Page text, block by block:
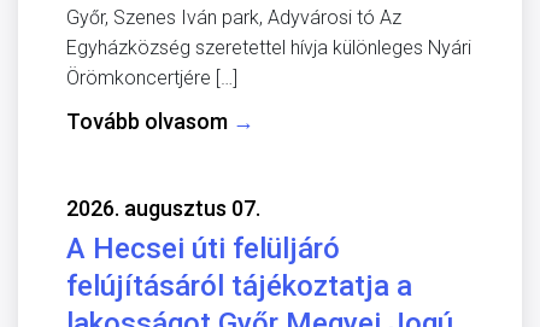
Győr, Szenes Iván park, Adyvárosi tó Az
Egyházközség szeretettel hívja különleges Nyári
Örömkoncertjére […]
Tovább olvasom →
2026. augusztus 07.
A Hecsei úti felüljáró
felújításáról tájékoztatja a